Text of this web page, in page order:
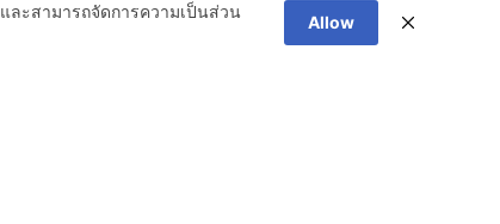
และสามารถจัดการความเป็นส่วน
Allow